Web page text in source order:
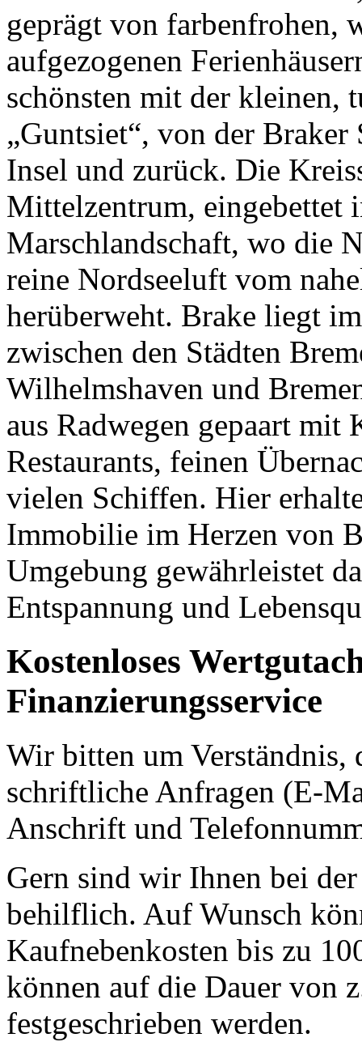
geprägt von farbenfrohen,
aufgezogenen
schönsten mit der kleinen,
„Guntsiet“, von der Braker
Insel und zurück. Die
Mittelzentrum, eingebettet
Marschlandschaft, wo die
reine Nordseeluft vom
herüberweht. Brake liegt
zwischen den Städten
Wilhelmshaven und
aus Radwegen gepaart mit
Restaurants, feinen
vielen Schiffen. Hier
Immobilie im Herzen von
Umgebung gewährleistet
Entspannung und
Kostenloses
Finanzierungsservice
Wir bitten um Verständnis,
schriftliche Anfragen (E-
Anschrift und
Gern sind wir Ihnen bei
behilflich. Auf Wunsch
Kaufnebenkosten bis zu
können auf die Dauer von
festgeschrieben werden.